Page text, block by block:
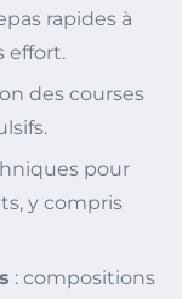
rapides à
effort.
des courses
pour
y compris
: compositions